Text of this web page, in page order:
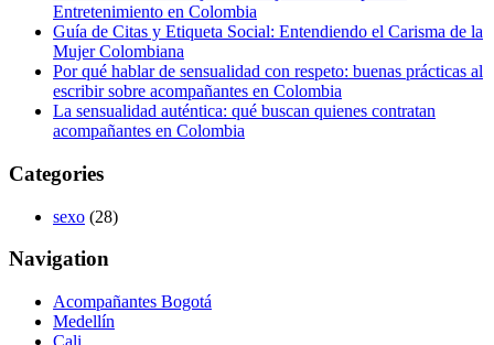
Entretenimiento en Colombia
Guía de Citas y Etiqueta Social: Entendiendo el Carisma de la
Mujer Colombiana
Por qué hablar de sensualidad con respeto: buenas prácticas al
escribir sobre acompañantes en Colombia
La sensualidad auténtica: qué buscan quienes contratan
acompañantes en Colombia
Categories
sexo (28)
Navigation
Acompañantes Bogotá
Medellín
Cali